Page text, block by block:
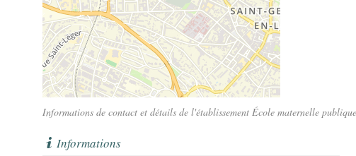
Informations de contact et détails de l'établissement École maternelle
Informations